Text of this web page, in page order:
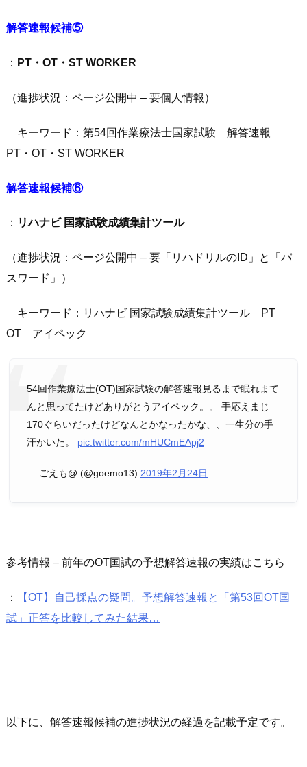
解答速報候補⑤
： PT・OT・ST WORKER
（進捗状況：ページ公開中 – 要個人情報）
キーワード：第54回作業療法士国家試験 解答速報
PT・OT・ST WORKER
解答速報候補⑥
： リハナビ 国家試験成績集計ツール
（進捗状況：ページ公開中 – 要「リハドリルのID」と「パ
スワード」）
キーワード：リハナビ 国家試験成績集計ツール PT
OT アイペック
54回作業療法士(OT)国家試験の解答速報見るまで眠れまて
んと思ってたけどありがとうアイペック。。 手応えまじ
170ぐらいだったけどなんとかなったかな、、一生分の手
汗かいた。 pic.twitter.com/mHUCmEApj2
— ごえも@ (@goemo13) 2019年2月24日
参考情報 – 前年のOT国試の予想解答速報の実績はこちら
：
【OT】自己採点の疑問。予想解答速報と「第53回OT国
試」正答を比較してみた結果…
以下に、解答速報候補の進捗状況の経過を記載予定です。